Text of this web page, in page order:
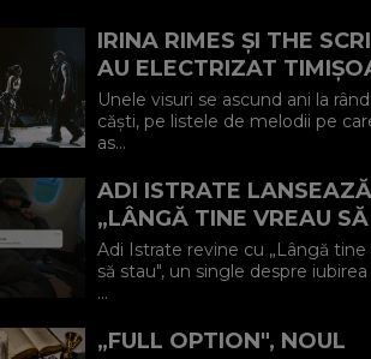
IRINA RIMES ȘI THE
AU ELECTRIZAT
CU UN DUET-SURPRIZĂ
„HALL OF FAME"
Unele visuri se ascund ani la
căști, pe listele de melodii pe
as...
ADI ISTRATE LANSEAZĂ
„LÂNGĂ TINE VREAU SĂ
STAU" O DECLARAȚIE
SINCERĂ DESPRE
CARE ADUCE LINIȘ...
Adi Istrate revine cu „Lângă tine
să stau", un single despre iubirea
...
„FULL OPTION", NOUL